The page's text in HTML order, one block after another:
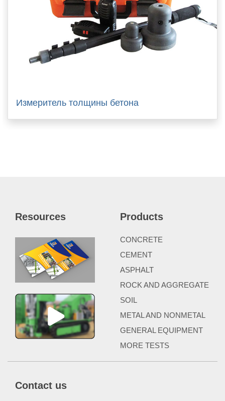
Измеритель толщины бетона
Resources Products
CONCRETE
CEMENT
ASPHALT
ROCK AND AGGREGATE
SOIL
METAL AND NONMETAL
GENERAL EQUIPMENT
MORE TESTS
Contact us